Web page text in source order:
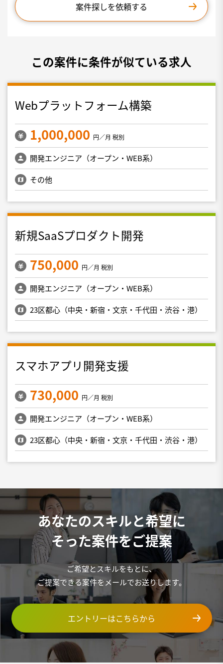
案件探しを依頼する
この案件に条件が似ている求人
Webプラットフォーム構築
1,000,000 円／月 税別
開発エンジニア（オープン・WEB系）
その他
新規SaaSプロダクト開発
750,000 円／月 税別
開発エンジニア（オープン・WEB系）
23区都心（中央・新宿・文京・千代田・渋谷・港）
スマホアプリ開発支援
730,000 円／月 税別
開発エンジニア（オープン・WEB系）
23区都心（中央・新宿・文京・千代田・渋谷・港）
あなたのスキルと希望に
そった案件をご提案
ご希望とスキルをもとに、
ご提案できる案件をメールでお送りします。
エントリーはこちらから